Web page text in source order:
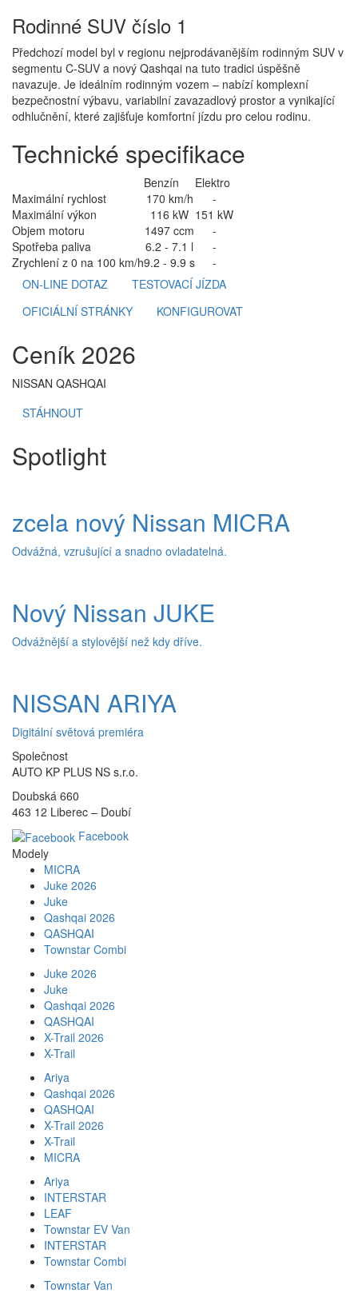
Rodinné SUV číslo 1
Předchozí model byl v regionu nejprodávanějším rodinným SUV v
segmentu C-SUV a nový Qashqai na tuto tradici úspěšně
navazuje. Je ideálním rodinným vozem – nabízí komplexní
bezpečnostní výbavu, variabilní zavazadlový prostor a vynikající
odhlučnění, které zajišťuje komfortní jízdu pro celou rodinu.
Technické specifikace
Benzín
Elektro
Maximální rychlost
170 km/h
-
Maximální výkon
116 kW 151 kW
Objem motoru
1497 ccm
-
Spotřeba paliva
6.2 - 7.1 l
-
Zrychlení z 0 na 100 km/h9.2 - 9.9 s
-
ON-LINE DOTAZ
TESTOVACÍ JÍZDA
OFICIÁLNÍ STRÁNKY
KONFIGUROVAT
Ceník 2026
NISSAN QASHQAI
STÁHNOUT
Spotlight
zcela nový Nissan MICRA
Odvážná, vzrušující a snadno ovladatelná.
Nový Nissan JUKE
Odvážnější a stylovější než kdy dříve.
NISSAN ARIYA
Digitální světová premiéra
Společnost
AUTO KP PLUS NS s.r.o.
Doubská 660
463 12 Liberec – Doubí
Facebook
Modely
MICRA
Juke 2026
Juke
Qashqai 2026
QASHQAI
Townstar Combi
Juke 2026
Juke
Qashqai 2026
QASHQAI
X-Trail 2026
X-Trail
Ariya
Qashqai 2026
QASHQAI
X-Trail 2026
X-Trail
MICRA
Ariya
INTERSTAR
LEAF
Townstar EV Van
INTERSTAR
Townstar Combi
Townstar Van